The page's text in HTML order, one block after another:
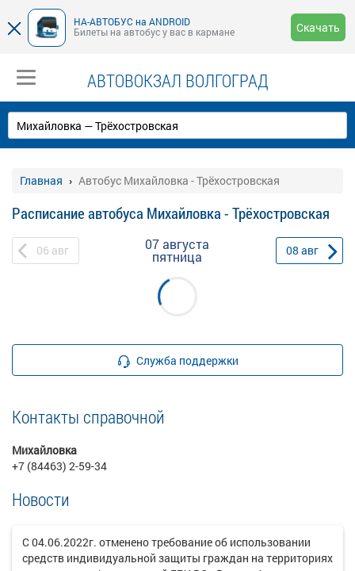
НА-АВТОБУС на ANDROID
Билеты на автобус у вас в кармане
Скачать
АВТОВОКЗАЛ ВОЛГОГРАД
Главная Автобус Михайловка - Трёхостровская
Расписание автобуса Михайловка - Трёхостровская
06 авг 07 августа
пятница 08 авг
Служба поддержки
Контакты справочной
Михайловка
+7 (84463) 2-59-34
Новости
С 04.06.2022г. отменено требование об использовании
средств индивидуальной защиты граждан на территориях